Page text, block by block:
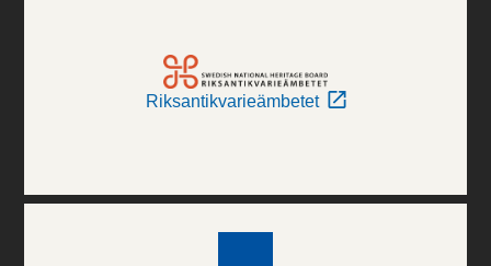
Riksantikvarieämbetet